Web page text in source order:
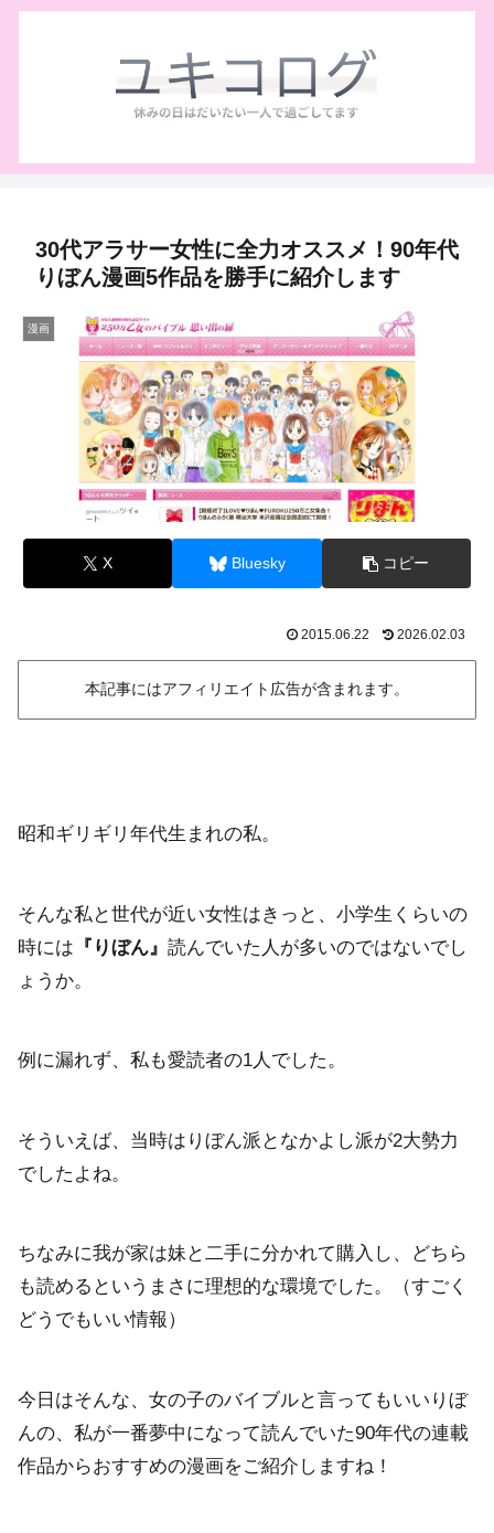
30代アラサー女性に全力オススメ！90年代
りぼん漫画5作品を勝手に紹介します
漫画
X Bluesky コピー
2015.06.22 2026.02.03
本記事にはアフィリエイト広告が含まれます。
昭和ギリギリ年代生まれの私。
そんな私と世代が近い女性はきっと、小学生くらいの
時には 『りぼん』 読んでいた人が多いのではないでし
ょうか。
例に漏れず、私も愛読者の1人でした。
そういえば、当時はりぼん派となかよし派が2大勢力
でしたよね。
ちなみに我が家は妹と二手に分かれて購入し、どちら
も読めるというまさに理想的な環境でした。（すごく
どうでもいい情報）
今日はそんな、女の子のバイブルと言ってもいいりぼ
んの、私が一番夢中になって読んでいた90年代の連載
作品からおすすめの漫画をご紹介しますね！